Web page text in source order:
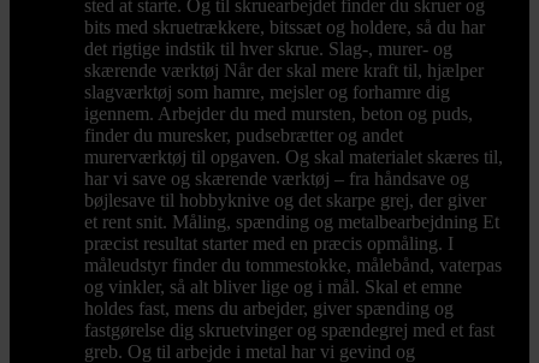
sted at starte. Og til skruearbejdet finder du skruer og
bits med skruetrækkere, bitssæt og holdere, så du har
det rigtige indstik til hver skrue. Slag-, murer- og
skærende værktøj Når der skal mere kraft til, hjælper
slagværktøj som hamre, mejsler og forhamre dig
igennem. Arbejder du med mursten, beton og puds,
finder du muresker, pudsebrætter og andet
murerværktøj til opgaven. Og skal materialet skæres til,
har vi save og skærende værktøj – fra håndsave og
bøjlesave til hobbyknive og det skarpe grej, der giver
et rent snit. Måling, spænding og metalbearbejdning Et
præcist resultat starter med en præcis opmåling. I
måleudstyr finder du tommestokke, målebånd, vaterpas
og vinkler, så alt bliver lige og i mål. Skal et emne
holdes fast, mens du arbejder, giver spænding og
fastgørelse dig skruetvinger og spændegrej med et fast
greb. Og til arbejde i metal har vi gevind og